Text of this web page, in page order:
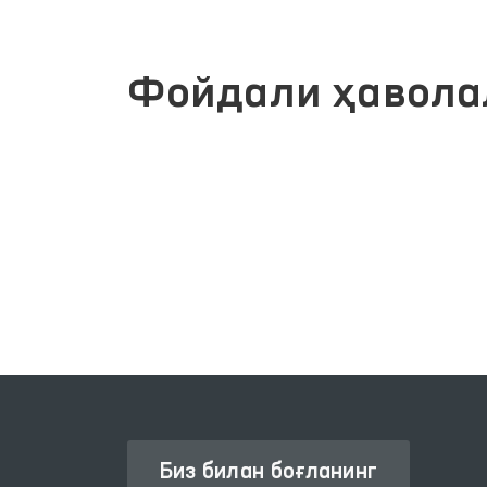
Фойдали
Биз билан боғланинг